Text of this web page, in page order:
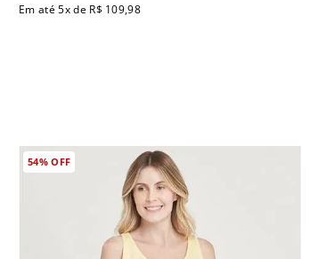
Em até5x de R$ 109,98
54%OFF